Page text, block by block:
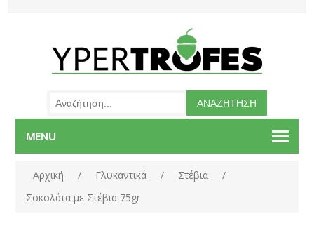
MENU
Αρχική / Γλυκαντικά / Στέβια
/
Σοκολάτα με Στέβια 75gr